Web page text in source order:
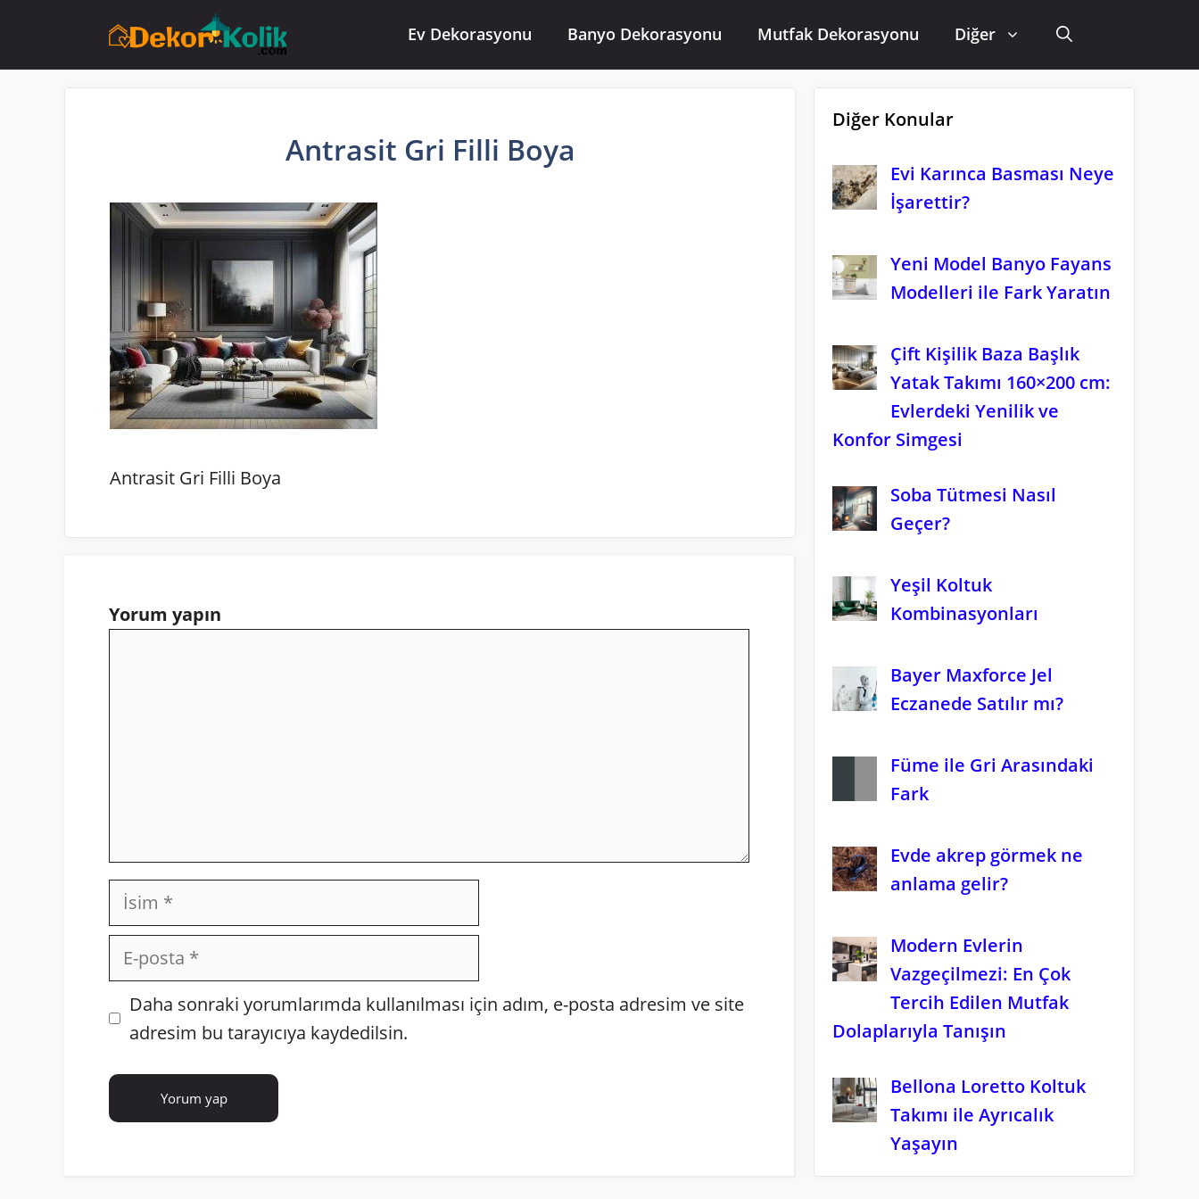
Ev Dekorasyonu Banyo Dekorasyonu Mutfak Dekorasyonu Diğer
Antrasit Gri Filli Boya
Antrasit Gri Filli Boya
Yorum yapın
İsim
posta
İnternet
sitesi
Daha sonraki yorumlarımda kullanılması için adım, e-posta adresim ve site
adresim bu tarayıcıya kaydedilsin.
Diğer Konular
Evi Karınca Basması Neye
İşarettir?
Yeni Model Banyo Fayans
Modelleri ile Fark Yaratın
Çift Kişilik Baza Başlık
Yatak Takımı 160×200 cm:
Evlerdeki Yenilik ve
Konfor Simgesi
Soba Tütmesi Nasıl
Geçer?
Yeşil Koltuk
Kombinasyonları
Bayer Maxforce Jel
Eczanede Satılır mı?
Füme ile Gri Arasındaki
Fark
Evde akrep görmek ne
anlama gelir?
Modern Evlerin
Vazgeçilmezi: En Çok
Tercih Edilen Mutfak
Dolaplarıyla Tanışın
Bellona Loretto Koltuk
Takımı ile Ayrıcalık
Yaşayın